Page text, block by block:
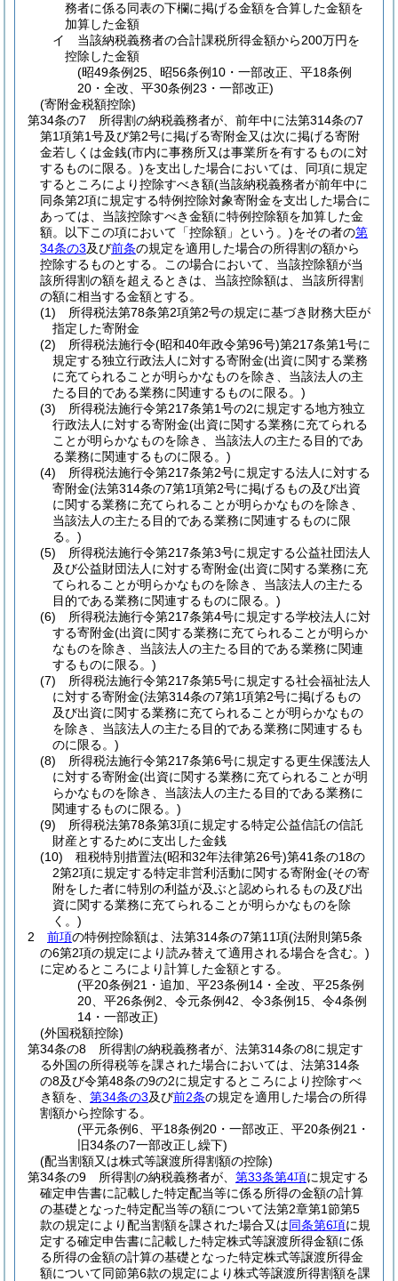
務者に係る同表の下欄に掲げる金額を合算した金額を
加算した金額
イ
当該納税義務者の合計課税所得金額から200万円を
控除した金額
(昭49条例25、昭56条例10・一部改正、平18条例
20・全改、平30条例23・一部改正)
(寄附金税額控除)
第34条の7
所得割の納税義務者が、前年中に法第314条の7
第1項第1号及び第2号に掲げる寄附金又は次に掲げる寄附
金若しくは金銭(市内に事務所又は事業所を有するものに対
するものに限る。)を支出した場合においては、同項に規定
するところにより控除すべき額(当該納税義務者が前年中に
同条第2項に規定する特例控除対象寄附金を支出した場合に
あっては、当該控除すべき金額に特例控除額を加算した金
額。以下この項において「控除額」という。)をその者の第
34条の3及び前条の規定を適用した場合の所得割の額から
控除するものとする。
この場合において、当該控除額が当
該所得割の額を超えるときは、当該控除額は、当該所得割
の額に相当する金額とする。
(1)
所得税法第78条第2項第2号の規定に基づき財務大臣が
指定した寄附金
(2)
所得税法施行令(昭和40年政令第96号)第217条第1号に
規定する独立行政法人に対する寄附金(出資に関する業務
に充てられることが明らかなものを除き、当該法人の主
たる目的である業務に関連するものに限る。)
(3)
所得税法施行令第217条第1号の2に規定する地方独立
行政法人に対する寄附金(出資に関する業務に充てられる
ことが明らかなものを除き、当該法人の主たる目的であ
る業務に関連するものに限る。)
(4)
所得税法施行令第217条第2号に規定する法人に対する
寄附金(法第314条の7第1項第2号に掲げるもの及び出資
に関する業務に充てられることが明らかなものを除き、
当該法人の主たる目的である業務に関連するものに限
る。)
(5)
所得税法施行令第217条第3号に規定する公益社団法人
及び公益財団法人に対する寄附金(出資に関する業務に充
てられることが明らかなものを除き、当該法人の主たる
目的である業務に関連するものに限る。)
(6)
所得税法施行令第217条第4号に規定する学校法人に対
する寄附金(出資に関する業務に充てられることが明らか
なものを除き、当該法人の主たる目的である業務に関連
するものに限る。)
(7)
所得税法施行令第217条第5号に規定する社会福祉法人
に対する寄附金(法第314条の7第1項第2号に掲げるもの
及び出資に関する業務に充てられることが明らかなもの
を除き、当該法人の主たる目的である業務に関連するも
のに限る。)
(8)
所得税法施行令第217条第6号に規定する更生保護法人
に対する寄附金(出資に関する業務に充てられることが明
らかなものを除き、当該法人の主たる目的である業務に
関連するものに限る。)
(9)
所得税法第78条第3項に規定する特定公益信託の信託
財産とするために支出した金銭
(10)
租税特別措置法(昭和32年法律第26号)第41条の18の
2第2項に規定する特定非営利活動に関する寄附金(その寄
附をした者に特別の利益が及ぶと認められるもの及び出
資に関する業務に充てられることが明らかなものを除
く。)
2
前項の特例控除額は、法第314条の7第11項(法附則第5条
の6第2項の規定により読み替えて適用される場合を含む。)
に定めるところにより計算した金額とする。
(平20条例21・追加、平23条例14・全改、平25条例
20、平26条例2、令元条例42、令3条例15、令4条例
14・一部改正)
(外国税額控除)
第34条の8
所得割の納税義務者が、法第314条の8に規定す
る外国の所得税等を課された場合においては、法第314条
の8及び令第48条の9の2に規定するところにより控除すべ
き額を、 第34条の3及び前2条の規定を適用した場合の所得
割額から控除する。
(平元条例6、平18条例20・一部改正、平20条例21・
旧34条の7一部改正し繰下)
(配当割額又は株式等譲渡所得割額の控除)
第34条の9
所得割の納税義務者が、 第33条第4項に規定する
確定申告書に記載した特定配当等に係る所得の金額の計算
の基礎となった特定配当等の額について法第2章第1節第5
款の規定により配当割額を課された場合又は同条第6項に規
定する確定申告書に記載した特定株式等譲渡所得金額に係
る所得の金額の計算の基礎となった特定株式等譲渡所得金
額について同節第6款の規定により株式等譲渡所得割額を課